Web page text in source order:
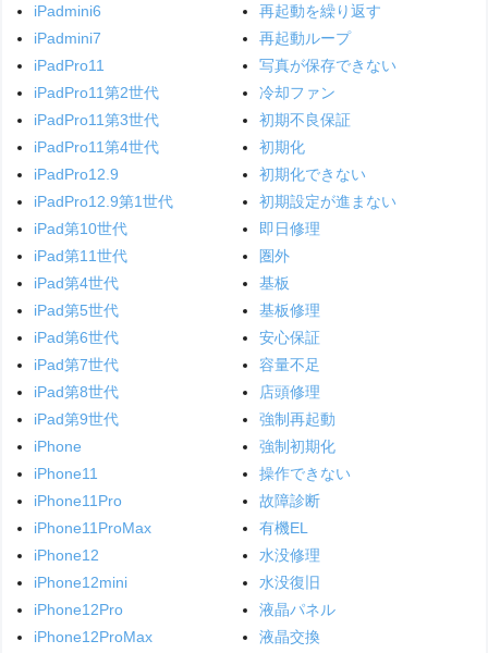
iPadmini6
iPadmini7
iPadPro11
iPadPro11第2世代
iPadPro11第3世代
iPadPro11第4世代
iPadPro12.9
iPadPro12.9第1世代
iPad第10世代
iPad第11世代
iPad第4世代
iPad第5世代
iPad第6世代
iPad第7世代
iPad第8世代
iPad第9世代
iPhone
iPhone11
iPhone11Pro
iPhone11ProMax
iPhone12
iPhone12mini
iPhone12Pro
iPhone12ProMax
再起動を繰り返す
再起動ループ
写真が保存できない
冷却ファン
初期不良保証
初期化
初期化できない
初期設定が進まない
即日修理
圏外
基板
基板修理
安心保証
容量不足
店頭修理
強制再起動
強制初期化
操作できない
故障診断
有機EL
水没修理
水没復旧
液晶パネル
液晶交換